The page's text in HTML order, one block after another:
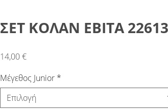
ΣΕΤ ΚΟΛΑΝ ΕΒΙΤΑ
14,00 €Τιμή
Μέγεθος Junior *
Επιλογή